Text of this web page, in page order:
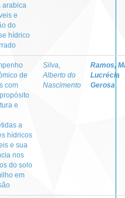
arabica
e
do
hídrico
de
com
e
a
hídricos
e sua
nos
do solo
em
Silva,
Alberto do
Nascimento
Ramos,
Lucrécia
Gerosa